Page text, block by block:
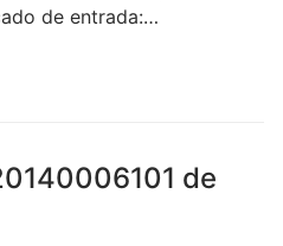
de entrada:…
de